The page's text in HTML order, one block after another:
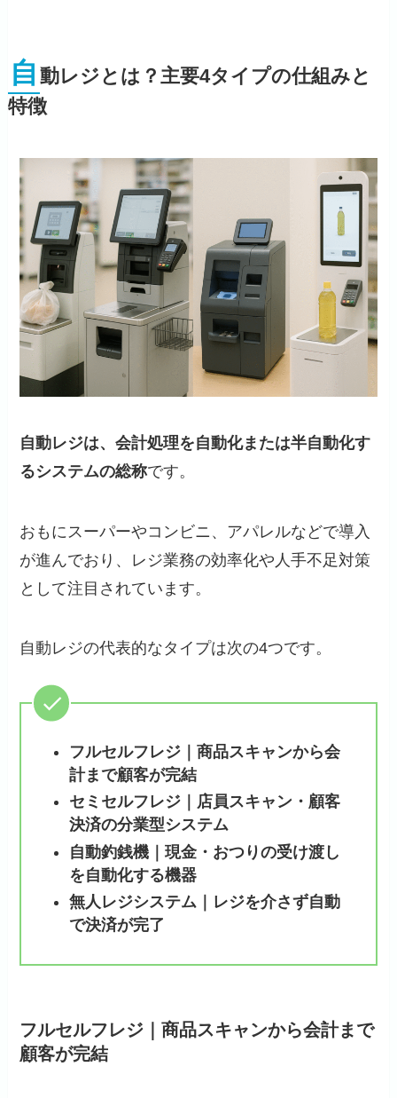
自 動レジとは？主要4タイプの仕組みと
特徴
自動レジは、会計処理を自動化または半自動化す
るシステムの総称です。
おもにスーパーやコンビニ、アパレルなどで導入
が進んでおり、レジ業務の効率化や人手不足対策
として注目されています。
自動レジの代表的なタイプは次の4つです。
フルセルフレジ｜商品スキャンから会
計まで顧客が完結
セミセルフレジ｜店員スキャン・顧客
決済の分業型システム
自動釣銭機｜現金・おつりの受け渡し
を自動化する機器
無人レジシステム｜レジを介さず自動
で決済が完了
フルセルフレジ｜商品スキャンから会計まで
顧客が完結